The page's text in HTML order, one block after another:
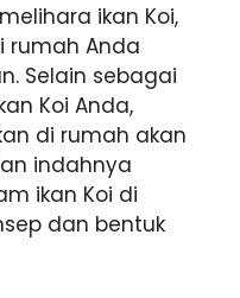
ikan Koi,
rumah Anda
Selain sebagai
Koi Anda,
di rumah akan
indahnya
ikan Koi di
dan bentuk